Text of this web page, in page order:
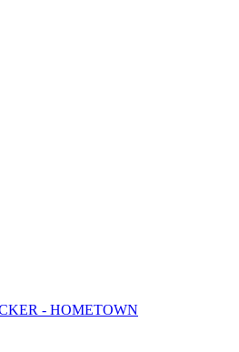
- HOMETOWN